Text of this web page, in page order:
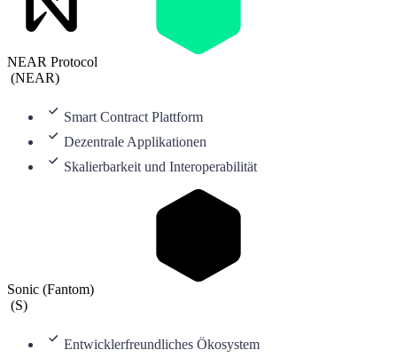
NEAR Protocol
(NEAR)
Smart Contract Plattform
Dezentrale Applikationen
Skalierbarkeit und Interoperabilität
Sonic (Fantom)
(S)
Entwicklerfreundliches Ökosystem